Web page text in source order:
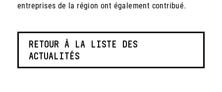
entreprises de la région ont également contribué.
RETOUR À LA LISTE DES
ACTUALITÉS